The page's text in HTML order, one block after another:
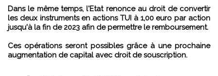
Dans le même temps, l'Etat renonce au droit de convertir
les deux instruments en actions TUI à 1,00 euro par action
jusqu'à la fin de 2023 afin de permettre le remboursement.
Ces opérations seront possibles grâce à une prochaine
augmentation de capital avec droit de souscription.